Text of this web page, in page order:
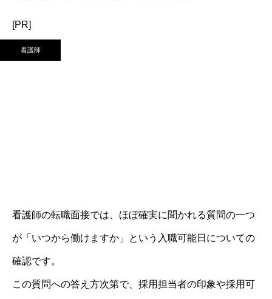
[PR]
看護師
看護師の転職面接では、ほぼ確実に聞かれる質問の一つ
が「いつから働けますか」という入職可能日についての
確認です。
この質問への答え方次第で、採用担当者の印象や採用可